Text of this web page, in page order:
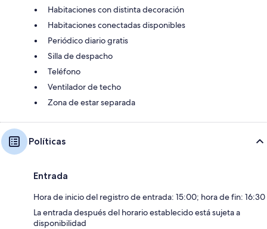
Habitaciones con distinta decoración
Habitaciones conectadas disponibles
Periódico diario gratis
Silla de despacho
Teléfono
Ventilador de techo
Zona de estar separada
Políticas
Entrada
Hora de inicio del registro de entrada: 15:00; hora de fin: 16:30
La entrada después del horario establecido está sujeta a
disponibilidad